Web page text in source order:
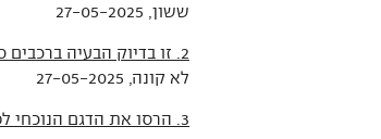
ששון, 27-05-2025
2. זו בדיוק הבעיה ברכבים סינים, אתה מפסיד כסף עוד לפני שקיבלת את המפתחות
לא קונה, 27-05-2025
3. הרסו את הדגם הנוכחי לפני שהתחילו